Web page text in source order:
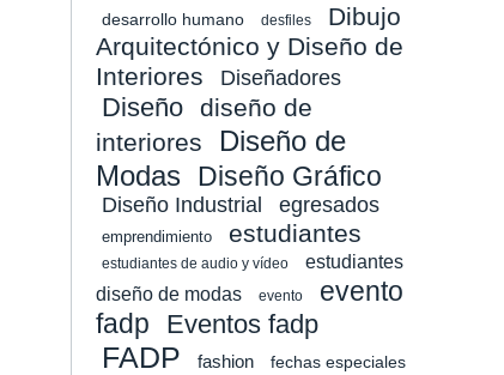
desarrollo humano desfiles
Dibujo
Arquitectónico y Diseño de
Interiores
Diseñadores
Diseño
diseño de
interiores
Diseño de
Modas Diseño Gráfico
Diseño Industrial egresados
emprendimiento estudiantes
estudiantes de audio y vídeo
estudiantes
diseño de modas
evento
evento
fadp
Eventos fadp
FADP fashion fechas especiales